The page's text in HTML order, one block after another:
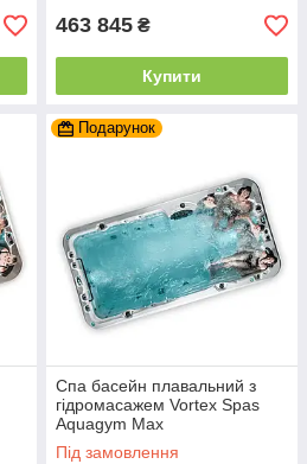
463 845 ₴
Купити
Подарунок
Спа басейн плавальний з
гідромасажем Vortex Spas
Aquagym Max
Під замовлення